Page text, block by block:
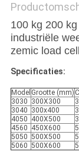
100 kg 200
industriële
zemic load cell
Specificaties:
Model Grootte (mm)
3030 300X300
3040 300x400
4050 400X500
4560 450X600
5050 500X500
5060 500X600